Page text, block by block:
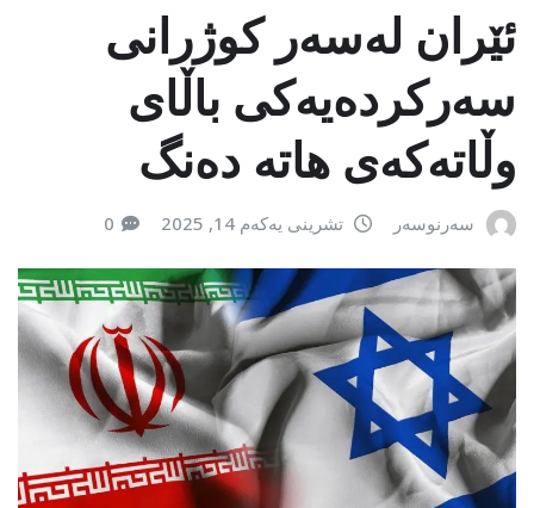
ئێران لەسەر کوژرانی
سەرکردەیەکی باڵای
وڵاتەکەی هاتە دەنگ
سەرنوسەر تشرینی یەکەم 14, 2025 0